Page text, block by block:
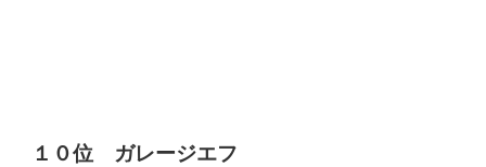
１０位 ガレージエフ